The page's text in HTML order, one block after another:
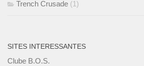
Trench Crusade (1)
SITES INTERESSANTES
Clube B.O.S.